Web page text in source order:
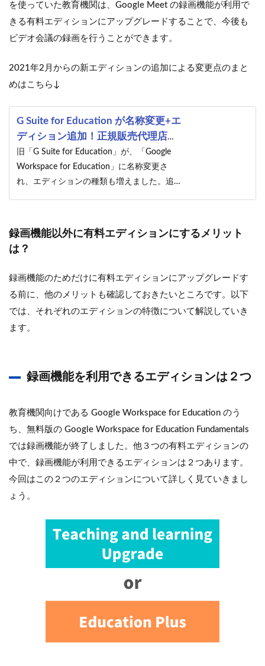
を使っていた教育機関は、Google Meet の録画機能が利用で
きる有料エディションにアップグレードすることで、今後も
ビデオ会議の録画を行うことができます。
2021年2月からの新エディションの追加による変更点のまと
めはこちら↓
G Suite for Education が名称変更+エ
ディション追加！正規販売代理店が
変更のポイントを解説
旧「G Suite for Education」が、「Google
Workspace for Education」に名称変更さ
れ、エディションの種類も増えました。追加
いて、教育機関向けに変更のポイントを解説
します。
録画機能以外に有料エディションにするメリット
は？
録画機能のためだけに有料エディションにアップグレードす
る前に、他のメリットも確認しておきたいところです。以下
では、それぞれのエディションの特徴について解説していき
ます。
録画機能を利用できるエディションは２つ
教育機関向けである Google Workspace for Education のう
ち、無料版の Google Workspace for Education Fundamentals
では録画機能が終了しました。他３つの有料エディションの
中で、録画機能が利用できるエディションは２つあります。
今回はこの２つのエディションについて詳しく見ていきまし
ょう。